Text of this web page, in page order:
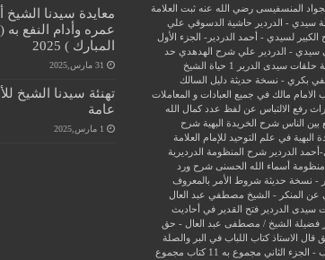
المنسفيسى رضي الله عنه ثبت العلامة
سيدي - الدردير
حاشية الدسوقي علي
الكبير لسيدي - أحمد الدردير- الجزء الأول
سيدي - الدردير علي شرح الهدهدي حد
حلقات سيدى الدرير 1
حياة الشيخ
بكري - نسخة حديثة دليل السالك
الامام مالك في جميع العبادات و المعاملات
رفع الالتباس عن لفظ عدد كمال الله
بين الناس شرح الخريدة البهية شرح
البهية في علم التوحيد للإمام العلامة
الدردير شرح المنظومة الدرديرية
أسماء الله الحسنى شرح ورد
- نسخة حديثة شروط الأمر بالمعروف
عن المنكر - الشيخ مصطفي عبد العال
سيدى الدردير فتح القدير في أحاديث
فضيلة الشيخ / مصطفى عبد العال - حق
قال الاستاذ كتاب اللباب في البر والصلة
- الجزء الثاني مجموع به 11 كتاب مجموع
معايدة سيدنا الشيخ
عمره وأدام النفع به
المبارك ) 2025
31 مارس,2025
تهنئة سيدنا الشيخ
عامة
1 مارس,2025